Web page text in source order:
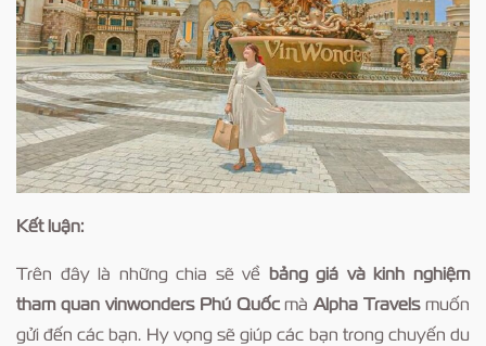
Kết luận:
Trên đây là những chia sẽ về bảng giá và kinh nghiệm
tham quan vinwonders Phú QuốcmàAlpha Travelsmuốn
gửi đến các bạn. Hy vọng sẽ giúp các bạn trong chuyến du